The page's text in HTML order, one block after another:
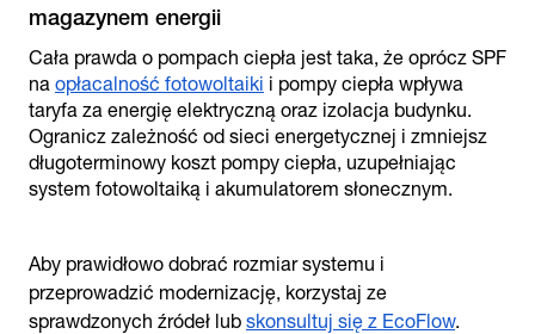
magazynem energii
Cała prawda o pompach ciepła jest taka, że oprócz SPF
na opłacalność fotowoltaiki i pompy ciepła wpływa
taryfa za energię elektryczną oraz izolacja budynku.
Ogranicz zależność od sieci energetycznej i zmniejsz
długoterminowy koszt pompy ciepła, uzupełniając
system fotowoltaiką i akumulatorem słonecznym.
Aby prawidłowo dobrać rozmiar systemu i
przeprowadzić modernizację, korzystaj ze
sprawdzonych źródeł lub skonsultuj się z EcoFlow.